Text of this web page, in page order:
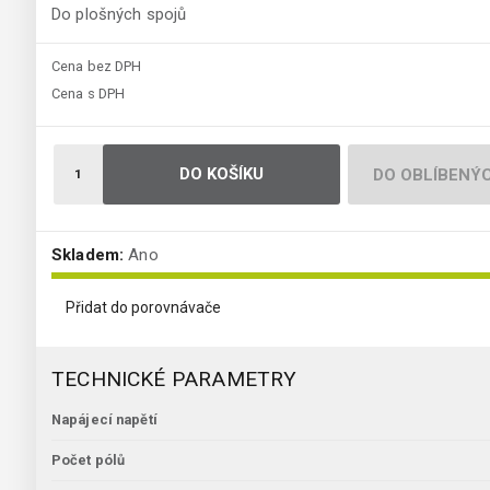
Do plošných spojů
Cena bez DPH
Cena s DPH
DO KOŠÍKU DO
Skladem: Ano
Přidat do porovnávače
TECHNICKÉ PARAMETRY
Napájecí napětí
Počet pólů